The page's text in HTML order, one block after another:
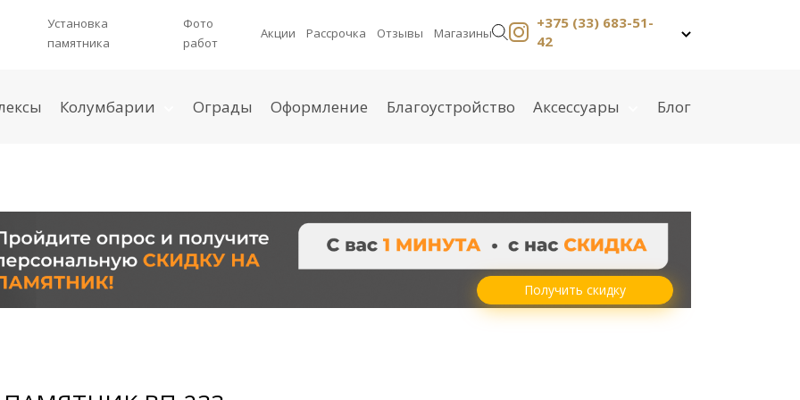
Установка
памятника
Фото
работ
Акции Рассрочка Отзывы Магазины
+375 (33) 683-51-
42
Колумбарии
Колумбарные ячейки
Ограды Оформление Благоустройство Аксессуары
Скамейки на кладбище
Гранитные шары
Лампадки на кладбище
Колумбарий на кладбище
Фундамент на кладбище
Цветники на могилу
Блог
Получить скидку